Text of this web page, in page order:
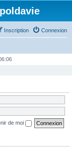
Connexion
Inscription
de moi